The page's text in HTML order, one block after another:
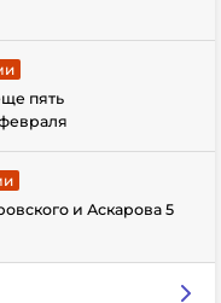
пять
и Аскарова 5